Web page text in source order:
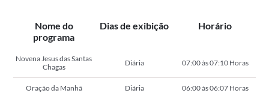
Nome do
programa
Dias de exibição Horário
Novena Jesus das Santas
Chagas
Diária 07:00 às 07:10 Horas
Oração da Manhã Diária 06:00 às 06:07 Horas